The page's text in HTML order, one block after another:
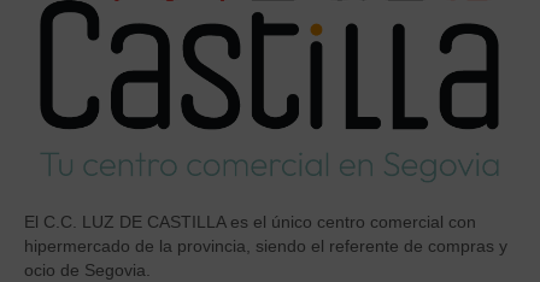
El C.C. LUZ DE CASTILLA es el único centro comercial con
hipermercado de la provincia, siendo el referente de compras y
ocio de Segovia.